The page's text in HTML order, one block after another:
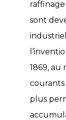
sont
1869, au
plus